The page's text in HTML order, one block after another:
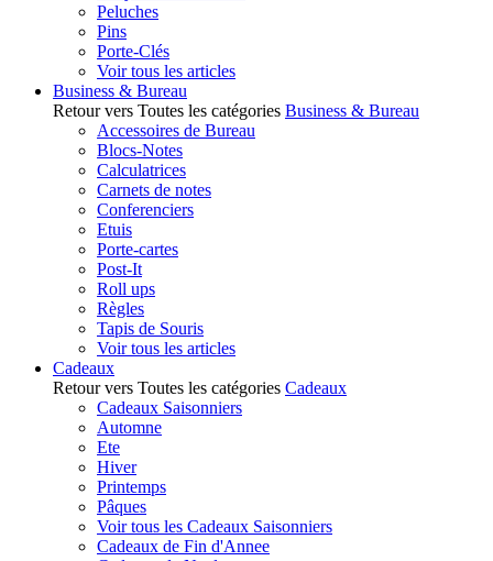
Peluches
Pins
Porte-Clés
Voir tous les articles
Business & Bureau
Retour vers Toutes les catégories Business & Bureau
Accessoires de Bureau
Blocs-Notes
Calculatrices
Carnets de notes
Conferenciers
Etuis
Porte-cartes
Post-It
Roll ups
Règles
Tapis de Souris
Voir tous les articles
Cadeaux
Retour vers Toutes les catégories Cadeaux
Cadeaux Saisonniers
Automne
Ete
Hiver
Printemps
Pâques
Voir tous les Cadeaux Saisonniers
Cadeaux de Fin d'Annee